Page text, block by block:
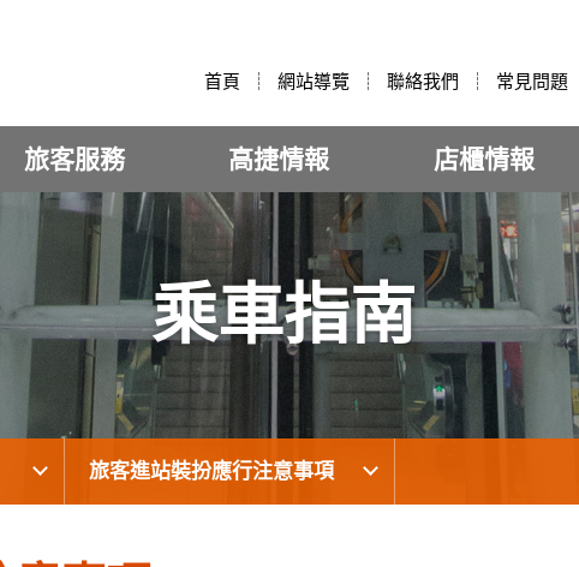
首頁 網站導覽 聯絡我們 常見問題
旅客服務 高捷情報 店櫃情報
乘車指南
旅客進站裝扮應行注意事項